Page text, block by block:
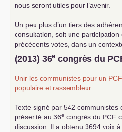
nous seront utiles pour l’avenir.
Un peu plus d’un tiers des
consultation, soit une
précédents votes, dans un
... lire la suite
(2013) 36e congrès du
Unir les communistes pour un PCF
populaire et rassembleur
Texte signé par 542 communistes
présenté au 36e congrès du PCF
discussion. Il a obtenu 3694 voix